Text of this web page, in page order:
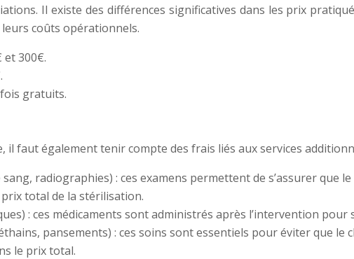
Il existe des différences significatives dans les prix
coûts opérationnels.
300€.
gratuits.
il faut également tenir compte des frais liés aux services
radiographies) : ces examens permettent de s’assurer que
total de la stérilisation.
: ces médicaments sont administrés après l’intervention
pansements) : ces soins sont essentiels pour éviter que
le prix total.